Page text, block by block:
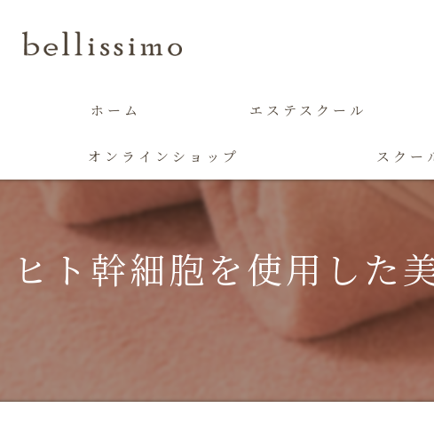
ホーム エステスクール
オンラインショップ スクー
ヒト幹細胞を使用した